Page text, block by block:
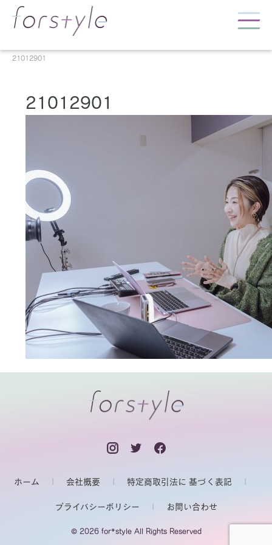
21012901
21012901
ホーム 会社概要 特定商取引法に 基づく表記
プライバシーポリシー お問い合わせ
© 2026 for*style All Rights Reserved